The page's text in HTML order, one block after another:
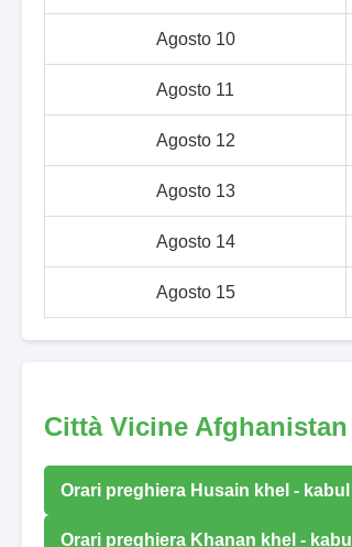
Agosto 10
Agosto 11
Agosto 12
Agosto 13
Agosto 14
Agosto 15
Città Vicine Afghanistan
Orari preghiera Husain khel - kabul
Orari preghiera Khanan khel - kabul